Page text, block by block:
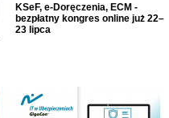
KSeF, e-Doręczenia, ECM -
bezpłatny kongres online już 22–
23 lipca